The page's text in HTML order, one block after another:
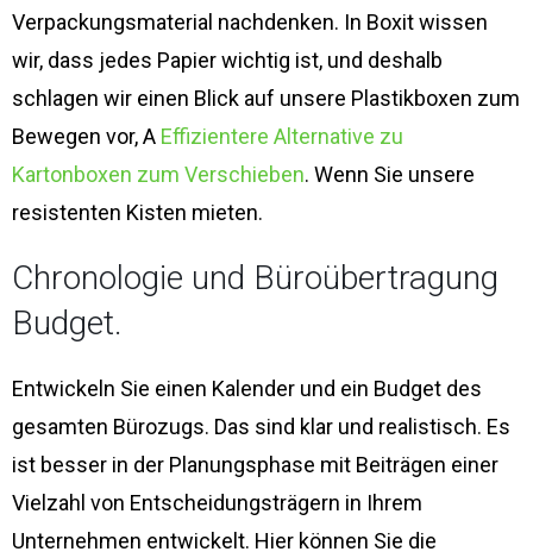
Verpackungsmaterial nachdenken. In Boxit wissen
wir, dass jedes Papier wichtig ist, und deshalb
schlagen wir einen Blick auf unsere Plastikboxen zum
Bewegen vor, A Effizientere Alternative zu
Kartonboxen zum Verschieben. Wenn Sie unsere
resistenten Kisten mieten.
Chronologie und Büroübertragung
Budget.
Entwickeln Sie einen Kalender und ein Budget des
gesamten Bürozugs. Das sind klar und realistisch. Es
ist besser in der Planungsphase mit Beiträgen einer
Vielzahl von Entscheidungsträgern in Ihrem
Unternehmen entwickelt. Hier können Sie die